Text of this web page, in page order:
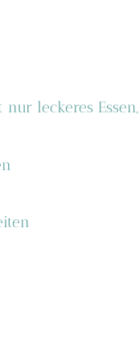
leckeres Essen,